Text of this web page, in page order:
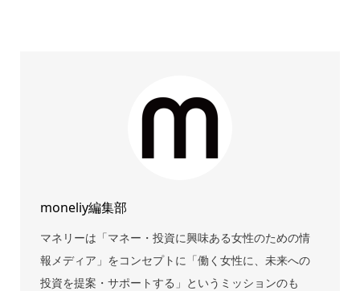
moneliy編集部
マネリーは「マネー・投資に興味ある女性のための情
報メディア」をコンセプトに「働く女性に、未来への
投資を提案・サポートする」というミッションのも